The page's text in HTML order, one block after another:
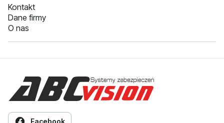
Kontakt
Dane firmy
O nas
Facebook